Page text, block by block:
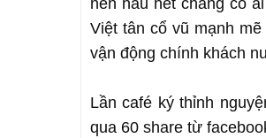
nên hầu hết chẳng có
Việt tân cổ vũ mạnh
vận động chính khách
Lần café ký thỉnh
qua 60 share từ